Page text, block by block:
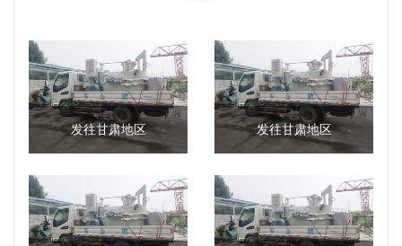
发往甘肃地区 发往甘肃地区